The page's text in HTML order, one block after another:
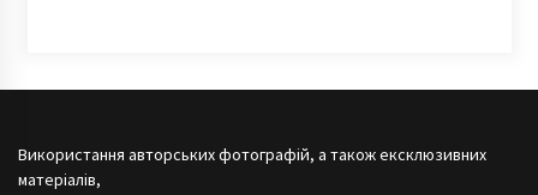
Використання авторських фотографій, а також ексклюзивних
матеріалів,